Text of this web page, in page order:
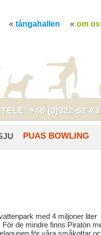
tångahallen om
TELE: +46 (0)322-62 43
PUAS BOWLING
med 4 miljoner liter
de mindre finns Piratön
för våra småkottar